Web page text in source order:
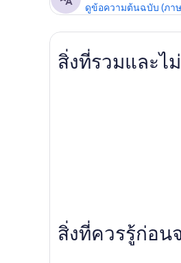
ดูข้อความต้นฉบับ (ภา
สิ่งที่รวมและไ
สิ่งที่ควรรู้ก่อน